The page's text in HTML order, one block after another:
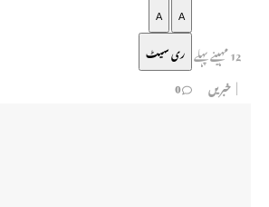
12 مہینے پہلے
خبریں
A
A
ری سیٹ
0